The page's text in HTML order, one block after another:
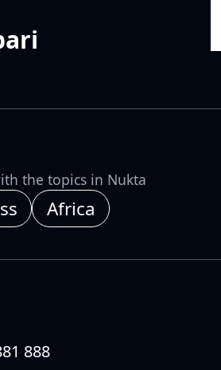
the topics in Nukta
Africa
888